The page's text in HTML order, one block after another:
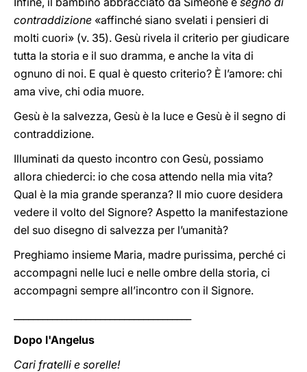
contraddizione «affinché siano svelati i pensieri di
molti cuori» (v. 35). Gesù rivela il criterio per giudicare
tutta la storia e il suo dramma, e anche la vita di
ognuno di noi. E qual è questo criterio? È l’amore: chi
ama vive, chi odia muore.
Gesù è la salvezza, Gesù è la luce e Gesù è il segno di
contraddizione.
Illuminati da questo incontro con Gesù, possiamo
allora chiederci: io che cosa attendo nella mia vita?
Qual è la mia grande speranza? Il mio cuore desidera
vedere il volto del Signore? Aspetto la manifestazione
del suo disegno di salvezza per l’umanità?
Preghiamo insieme Maria, madre purissima, perché ci
accompagni nelle luci e nelle ombre della storia, ci
accompagni sempre all’incontro con il Signore.
Dopo l'Angelus
Cari fratelli e sorelle!